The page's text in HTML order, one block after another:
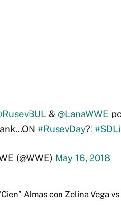
& @LanaWWE
#RusevDay?!
(@WWE) May 16, 2018
Almas con Zelina Vega